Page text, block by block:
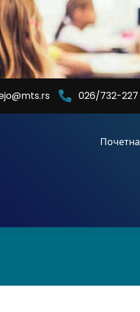
026/732-227
Почетна